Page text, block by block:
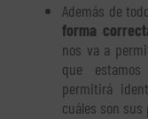
Además de
forma
nos va a
que
permitirá
cuáles son